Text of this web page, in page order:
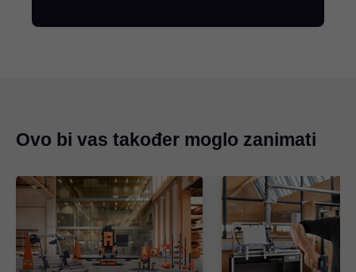
Ovo bi vas također moglo zanimati